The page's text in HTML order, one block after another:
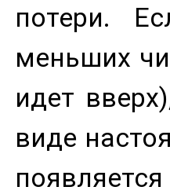
потери.
меньших
идет
виде